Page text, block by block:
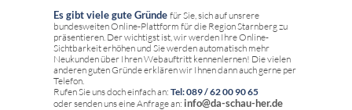
Es gibt viele gute Gründe für Sie, sich auf unsrere
bundesweiten Online-Plattform für die Region Starnberg zu
präsentieren. Der wichtigst ist, wir werden Ihre Online-
Sichtbarkeit erhöhen und Sie werden automatisch mehr
Neukunden über Ihren Webauftritt kennenlernen! Die vielen
anderen guten Gründe erklären wir Ihnen dann auch gerne per
Telefon.
Rufen Sie uns doch einfach an: Tel: 089 / 62 00 90 65
oder senden uns eine Anfrage an: info@da-schau-her.de